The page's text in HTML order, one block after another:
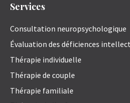
Services
Consultation neuropsychologique
Évaluation des déficiences
Thérapie individuelle
Thérapie de couple
Thérapie familiale